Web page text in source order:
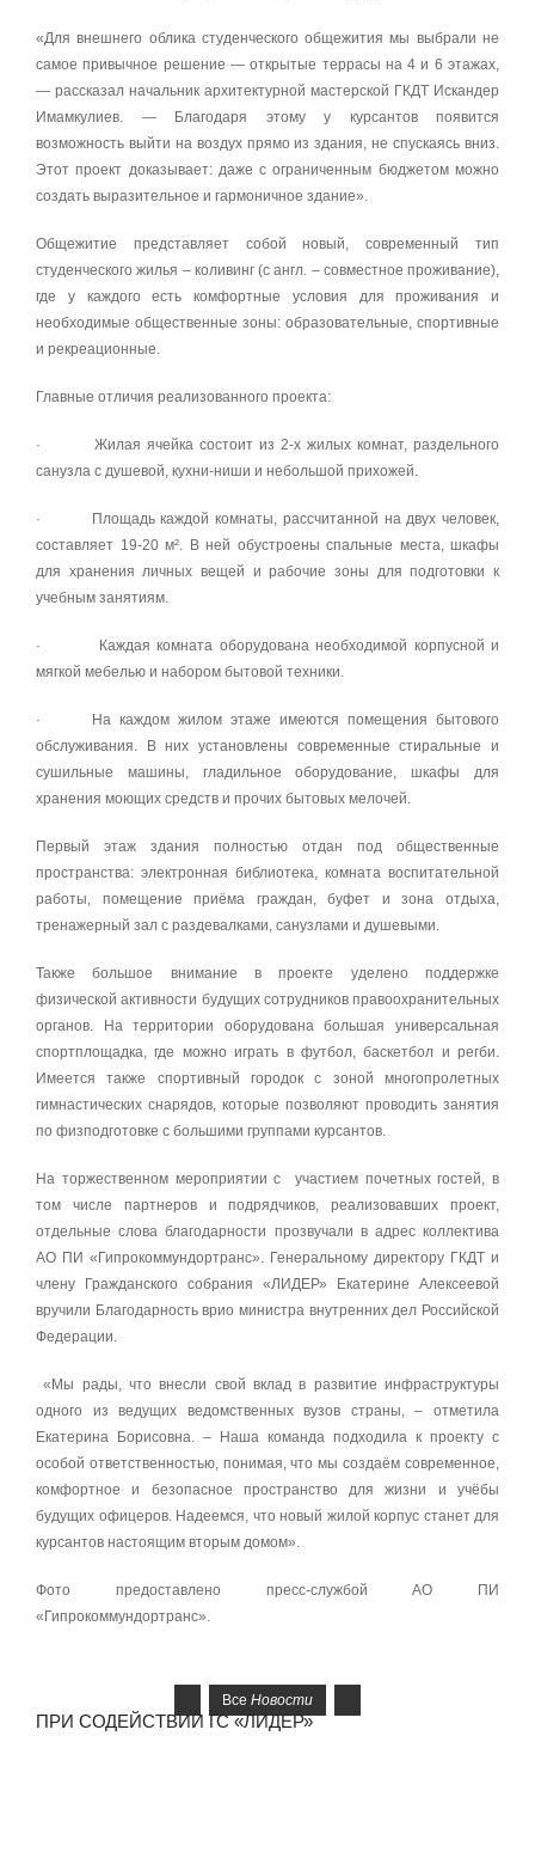
«Для внешнего облика студенческого общежития мы выбрали не
самое привычное решение — открытые террасы на 4 и 6 этажах,
— рассказал начальник архитектурной мастерской ГКДТ Искандер
Имамкулиев. — Благодаря этому у курсантов появится
возможность выйти на воздух прямо из здания, не спускаясь вниз.
Этот проект доказывает: даже с ограниченным бюджетом можно
создать выразительное и гармоничное здание».
Общежитие представляет собой новый, современный тип
студенческого жилья – коливинг (с англ. – совместное проживание),
где у каждого есть комфортные условия для проживания и
необходимые общественные зоны: образовательные, спортивные
и рекреационные.
Главные отличия реализованного проекта:
· Жилая ячейка состоит из 2-х жилых комнат, раздельного
санузла с душевой, кухни-ниши и небольшой прихожей.
· Площадь каждой комнаты, рассчитанной на двух человек,
составляет 19-20 м². В ней обустроены спальные места, шкафы
для хранения личных вещей и рабочие зоны для подготовки к
учебным занятиям.
· Каждая комната оборудована необходимой корпусной и
мягкой мебелью и набором бытовой техники.
· На каждом жилом этаже имеются помещения бытового
обслуживания. В них установлены современные стиральные и
сушильные машины, гладильное оборудование, шкафы для
хранения моющих средств и прочих бытовых мелочей.
Первый этаж здания полностью отдан под общественные
пространства: электронная библиотека, комната воспитательной
работы, помещение приёма граждан, буфет и зона отдыха,
тренажерный зал с раздевалками, санузлами и душевыми.
Также большое внимание в проекте уделено поддержке
физической активности будущих сотрудников правоохранительных
органов. На территории оборудована большая универсальная
спортплощадка, где можно играть в футбол, баскетбол и регби.
Имеется также спортивный городок с зоной многопролетных
гимнастических снарядов, которые позволяют проводить занятия
по физподготовке с большими группами курсантов.
На торжественном мероприятии с участием почетных гостей, в
том числе партнеров и подрядчиков, реализовавших проект,
отдельные слова благодарности прозвучали в адрес коллектива
АО ПИ «Гипрокоммундортранс». Генеральному директору ГКДТ и
члену Гражданского собрания «ЛИДЕР» Екатерине Алексеевой
вручили Благодарность врио министра внутренних дел Российской
Федерации.
«Мы рады, что внесли свой вклад в развитие инфраструктуры
одного из ведущих ведомственных вузов страны, – отметила
Екатерина Борисовна. – Наша команда подходила к проекту с
особой ответственностью, понимая, что мы создаём современное,
комфортное и безопасное пространство для жизни и учёбы
будущих офицеров. Надеемся, что новый жилой корпус станет для
курсантов настоящим вторым домом».
Фото предоставлено пресс-службой АО ПИ
«Гипрокоммундортранс».
Все Новости
ПРИ СОДЕЙСТВИИ ГС «ЛИДЕР»